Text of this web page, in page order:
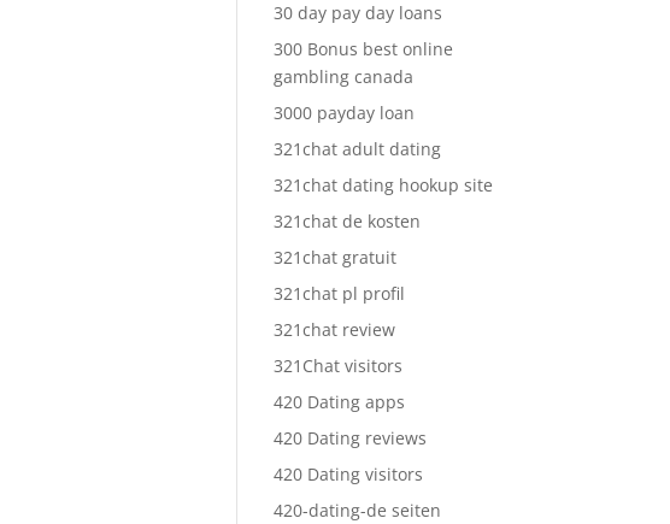
30 day pay day loans
300 Bonus best online
gambling canada
3000 payday loan
321chat adult dating
321chat dating hookup site
321chat de kosten
321chat gratuit
321chat pl profil
321chat review
321Chat visitors
420 Dating apps
420 Dating reviews
420 Dating visitors
420-dating-de seiten